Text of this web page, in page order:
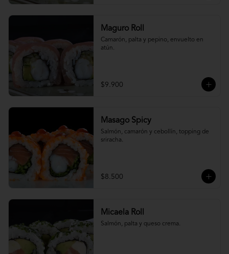
Maguro Roll
Camarón, palta y pepino, envuelto en
atún.
$9.900
Masago Spicy
Salmón, camarón y cebollín, topping de
sriracha.
$8.500
Micaela Roll
Salmón, palta y queso crema.